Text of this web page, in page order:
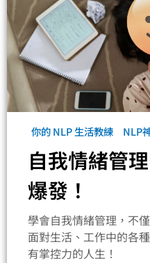
你的 NLP 生活教練 NLP
自我情緒管
爆發！
學會自我情緒管理，不
面對生活、工作中的各
有掌控力的人生！